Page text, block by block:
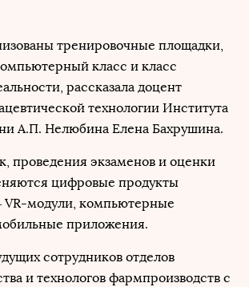
тренировочные площадки,
класс и класс
рассказала доцент
технологии Института
А.П. Нелюбина Елена Бахрушина.
проведения экзаменов и оценки
цифровые продукты
VR-модули, компьютерные
приложения.
сотрудников отделов
и технологов фармпроизводств с